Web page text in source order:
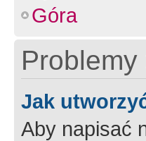
Góra
Jak
Aby napisać